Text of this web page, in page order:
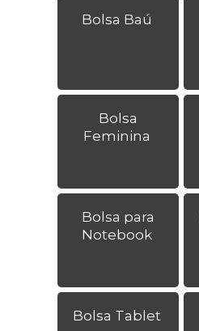
Bolsa Baú
Bolsa
Feminina
Bolsa para
Notebook
Bolsa Tablet